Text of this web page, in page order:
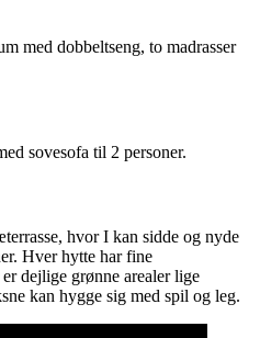
med dobbeltseng, to madrasser
sovesofa til 2 personer.
hvor I kan sidde og nyde
Hver hytte har fine
dejlige grønne arealer lige
kan hygge sig med spil og leg.